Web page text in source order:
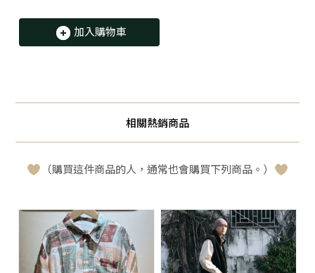
加入購物車
相關熱銷商品
（購買這件商品的人，通常也會購買下列商品。）